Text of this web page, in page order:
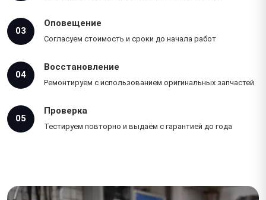
03
Оповещение
Согласуем стоимость и сроки до начала работ
04
Восстановление
Ремонтируем с использованием оригинальных запчастей
05
Проверка
Тестируем повторно и выдаём с гарантией до года